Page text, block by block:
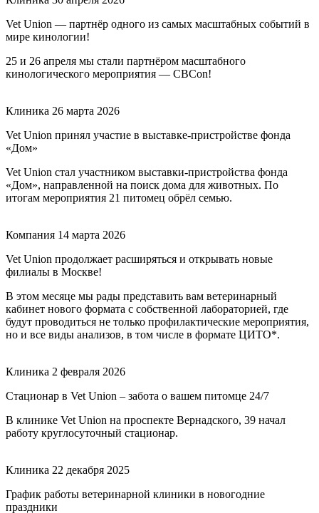
Vet Union — партнёр одного из самых масштабных событий в
мире кинологии!
25 и 26 апреля мы стали партнёром масштабного
кинологического мероприятия — CBCon!
Клиника 26 марта 2026
Vet Union принял участие в выставке-пристройстве фонда
«Дом»
Vet Union стал участником выставки-пристройства фонда
«Дом», направленной на поиск дома для животных. По
итогам мероприятия 21 питомец обрёл семью.
Компания 14 марта 2026
Vet Union продолжает расширяться и открывать новые
филиалы в Москве!
В этом месяце мы рады представить вам ветеринарный
кабинет нового формата с собственной лабораторией, где
будут проводиться не только профилактические мероприятия,
но и все виды анализов, в том числе в формате ЦИТО*.
Клиника 2 февраля 2026
Стационар в Vet Union – забота о вашем питомце 24/7
В клинике Vet Union на проспекте Вернадского, 39 начал
работу круглосуточный стационар.
Клиника 22 декабря 2025
График работы ветеринарной клиники в новогодние
праздники